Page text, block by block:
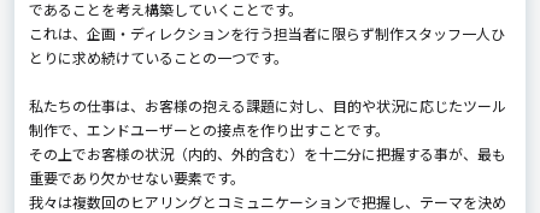
であることを考え構築していくことです。
これは、企画・ディレクションを行う担当者に限らず制作スタッフ一人ひ
とりに求め続けていることの一つです。
私たちの仕事は、お客様の抱える課題に対し、目的や状況に応じたツール
制作で、エンドユーザーとの接点を作り出すことです。
その上でお客様の状況（内的、外的含む）を十二分に把握する事が、最も
重要であり欠かせない要素です。
我々は複数回のヒアリングとコミュニケーションで把握し、テーマを決め